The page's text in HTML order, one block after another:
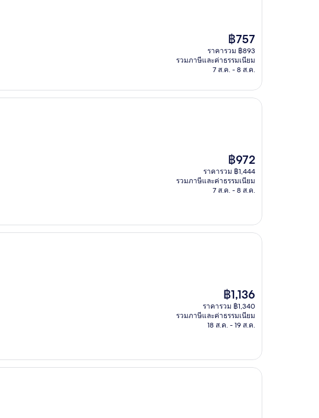
ราคา
ปัจจุบัน
คือ
฿757
฿757
ราคารวม ฿893
รวมภาษีและค่าธรรมเนียม
7 ส.ค. - 8 ส.ค.
ราคา
ปัจจุบัน
คือ
฿972
฿972
ราคารวม ฿1,444
รวมภาษีและค่าธรรมเนียม
7 ส.ค. - 8 ส.ค.
ราคา
ปัจจุบัน
คือ
฿1,136
฿1,136
ราคารวม ฿1,340
รวมภาษีและค่าธรรมเนียม
18 ส.ค. - 19 ส.ค.